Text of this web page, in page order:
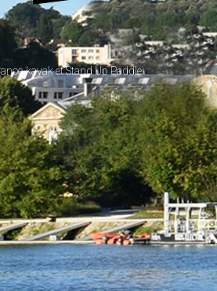
kayak et Stand Up Paddle